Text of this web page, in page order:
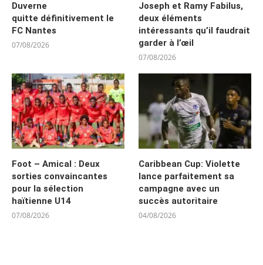
Duverne
quitte définitivement le
FC Nantes
07/08/2026
Joseph et Ramy Fabilus,
deux éléments
intéressants qu’il faudrait
garder à l’œil
07/08/2026
Foot – Amical : Deux
sorties convaincantes
pour la sélection
haïtienne U14
07/08/2026
Caribbean Cup: Violette
lance parfaitement sa
campagne avec un
succès autoritaire
04/08/2026